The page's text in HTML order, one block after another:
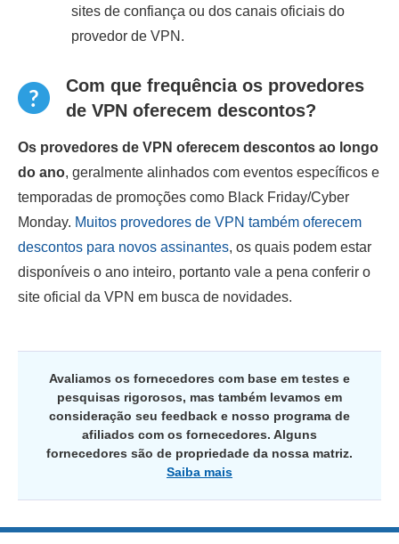
sites de confiança ou dos canais oficiais do
provedor de VPN.
Com que frequência os provedores
de VPN oferecem descontos?
Os provedores de VPN oferecem descontos ao longo
do ano, geralmente alinhados com eventos específicos e
temporadas de promoções como Black Friday/Cyber
Monday. Muitos provedores de VPN também oferecem
descontos para novos assinantes, os quais podem estar
disponíveis o ano inteiro, portanto vale a pena conferir o
site oficial da VPN em busca de novidades.
Avaliamos os fornecedores com base em testes e
pesquisas rigorosos, mas também levamos em
consideração seu feedback e nosso programa de
afiliados com os fornecedores. Alguns
fornecedores são de propriedade da nossa matriz.
Saiba mais